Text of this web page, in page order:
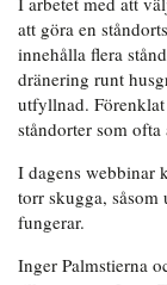
att göra en
innehålla flera
dränering runt
utfyllnad.
ståndorter som
I dagens webbinar
torr skugga, såsom
fungerar.
Inger Palmstierna